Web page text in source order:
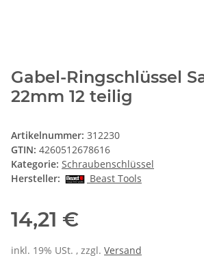
Gabel-Ringschlüssel
22mm 12 teilig
Artikelnummer: 312230
GTIN: 4260512678616
Kategorie: Schraubenschlüssel
Hersteller:
Beast Tools
14,21 €
inkl. 19% USt. , zzgl. Versand